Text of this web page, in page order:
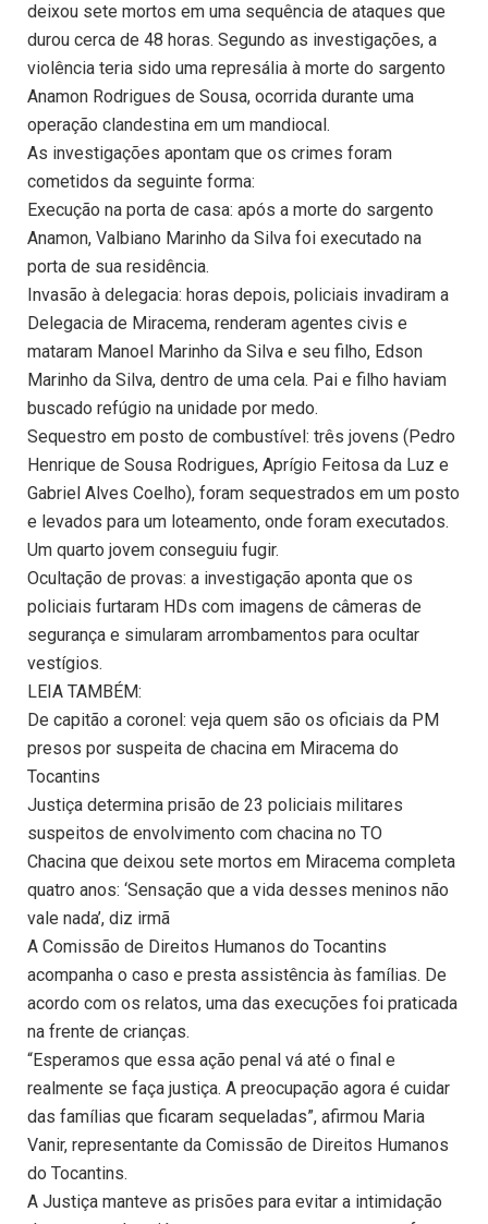
deixou sete mortos em uma sequência de ataques que
durou cerca de 48 horas. Segundo as investigações, a
violência teria sido uma represália à morte do sargento
Anamon Rodrigues de Sousa, ocorrida durante uma
operação clandestina em um mandiocal.
As investigações apontam que os crimes foram
cometidos da seguinte forma:
Execução na porta de casa: após a morte do sargento
Anamon, Valbiano Marinho da Silva foi executado na
porta de sua residência.
Invasão à delegacia: horas depois, policiais invadiram a
Delegacia de Miracema, renderam agentes civis e
mataram Manoel Marinho da Silva e seu filho, Edson
Marinho da Silva, dentro de uma cela. Pai e filho haviam
buscado refúgio na unidade por medo.
Sequestro em posto de combustível: três jovens (Pedro
Henrique de Sousa Rodrigues, Aprígio Feitosa da Luz e
Gabriel Alves Coelho), foram sequestrados em um posto
e levados para um loteamento, onde foram executados.
Um quarto jovem conseguiu fugir.
Ocultação de provas: a investigação aponta que os
policiais furtaram HDs com imagens de câmeras de
segurança e simularam arrombamentos para ocultar
vestígios.
LEIA TAMBÉM:
De capitão a coronel: veja quem são os oficiais da PM
presos por suspeita de chacina em Miracema do
Tocantins
Justiça determina prisão de 23 policiais militares
suspeitos de envolvimento com chacina no TO
Chacina que deixou sete mortos em Miracema completa
quatro anos: ‘Sensação que a vida desses meninos não
vale nada’, diz irmã
A Comissão de Direitos Humanos do Tocantins
acompanha o caso e presta assistência às famílias. De
acordo com os relatos, uma das execuções foi praticada
na frente de crianças.
“Esperamos que essa ação penal vá até o final e
realmente se faça justiça. A preocupação agora é cuidar
das famílias que ficaram sequeladas”, afirmou Maria
Vanir, representante da Comissão de Direitos Humanos
do Tocantins.
A Justiça manteve as prisões para evitar a intimidação